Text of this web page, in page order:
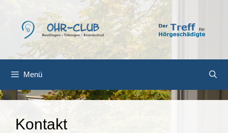
springen
Menü
Kontakt